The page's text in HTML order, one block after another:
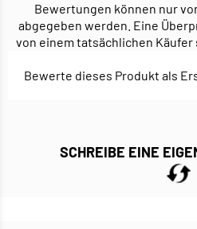
Bewertungen können nur
abgegeben werden. Eine
von einem tatsächlichen
Bewerte dieses Produkt als
SCHREIBE EINE